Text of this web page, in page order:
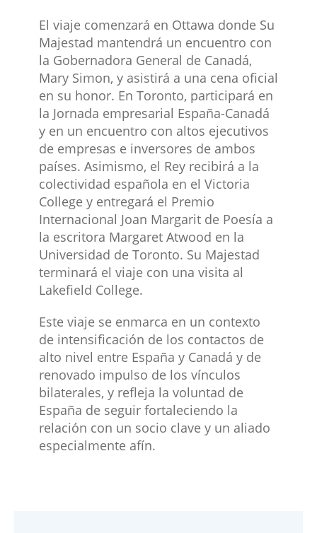
El viaje comenzará en Ottawa donde Su
Majestad mantendrá un encuentro con
la Gobernadora General de Canadá,
Mary Simon, y asistirá a una cena oficial
en su honor. En Toronto, participará en
la Jornada empresarial España-Canadá
y en un encuentro con altos ejecutivos
de empresas e inversores de ambos
países. Asimismo, el Rey recibirá a la
colectividad española en el Victoria
College y entregará el Premio
Internacional Joan Margarit de Poesía a
la escritora Margaret Atwood en la
Universidad de Toronto. Su Majestad
terminará el viaje con una visita al
Lakefield College.
Este viaje se enmarca en un contexto
de intensificación de los contactos de
alto nivel entre España y Canadá y de
renovado impulso de los vínculos
bilaterales, y refleja la voluntad de
España de seguir fortaleciendo la
relación con un socio clave y un aliado
especialmente afín.